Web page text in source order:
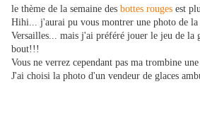
le thème de la semaine des bottes rouges est
Hihi... j'aurai pu vous montrer une photo de la
Versailles... mais j'ai préféré jouer le jeu de la
bout!!!
Vous ne verrez cependant pas ma trombine
J'ai choisi la photo d'un vendeur de glaces